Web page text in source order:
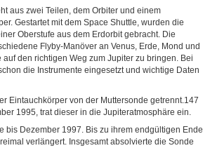
aus zwei Teilen, dem Orbiter und einem
Gestartet mit dem Space Shuttle, wurden die
Oberstufe aus dem Erdorbit gebracht. Die
Flyby-Manöver an Venus, Erde, Mond und
den richtigen Weg zum Jupiter zu bringen. Bei
die Instrumente eingesetzt und wichtige Daten
Eintauchkörper von der Muttersonde getrennt.147
1995, trat dieser in die Jupiteratmosphäre ein.
bis Dezember 1997. Bis zu ihrem endgültigen Ende
verlängert. Insgesamt absolvierte die Sonde